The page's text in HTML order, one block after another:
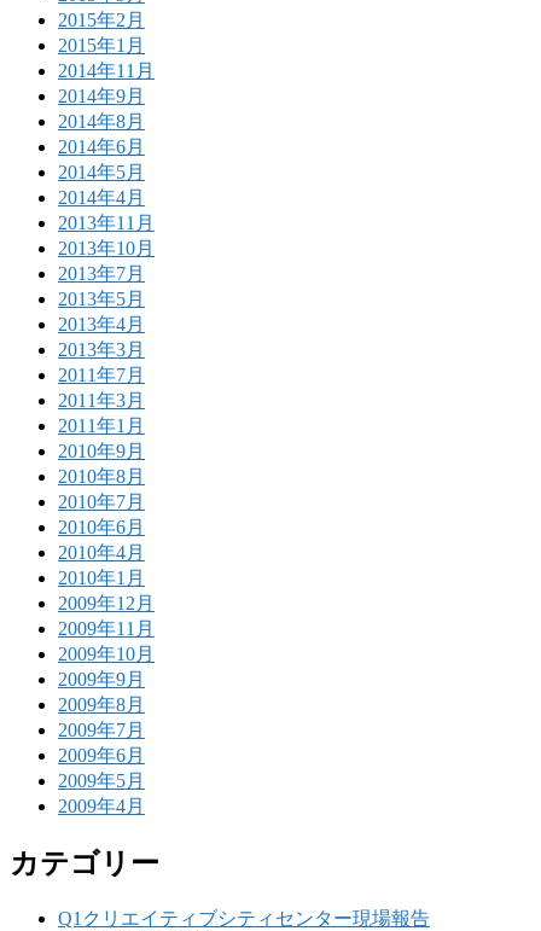
2015年2月
2015年1月
2014年11月
2014年9月
2014年8月
2014年6月
2014年5月
2014年4月
2013年11月
2013年10月
2013年7月
2013年5月
2013年4月
2013年3月
2011年7月
2011年3月
2011年1月
2010年9月
2010年8月
2010年7月
2010年6月
2010年4月
2010年1月
2009年12月
2009年11月
2009年10月
2009年9月
2009年8月
2009年7月
2009年6月
2009年5月
2009年4月
カテゴリー
Q1クリエイティブシティセンター現場報告